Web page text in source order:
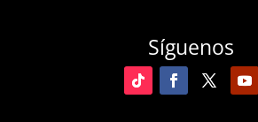
Síguenos